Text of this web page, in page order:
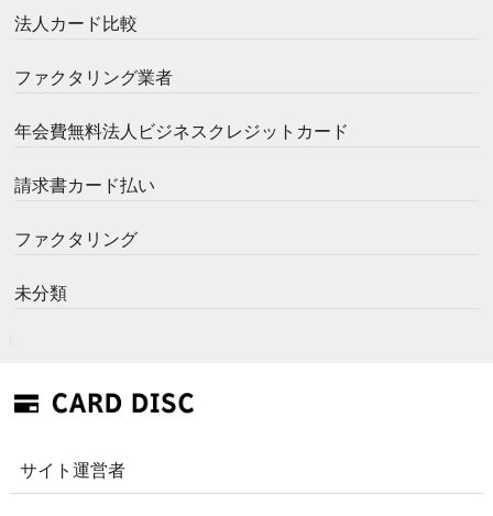
法人カード比較
ファクタリング業者
年会費無料法人ビジネスクレジットカード
請求書カード払い
ファクタリング
未分類
サイト運営者